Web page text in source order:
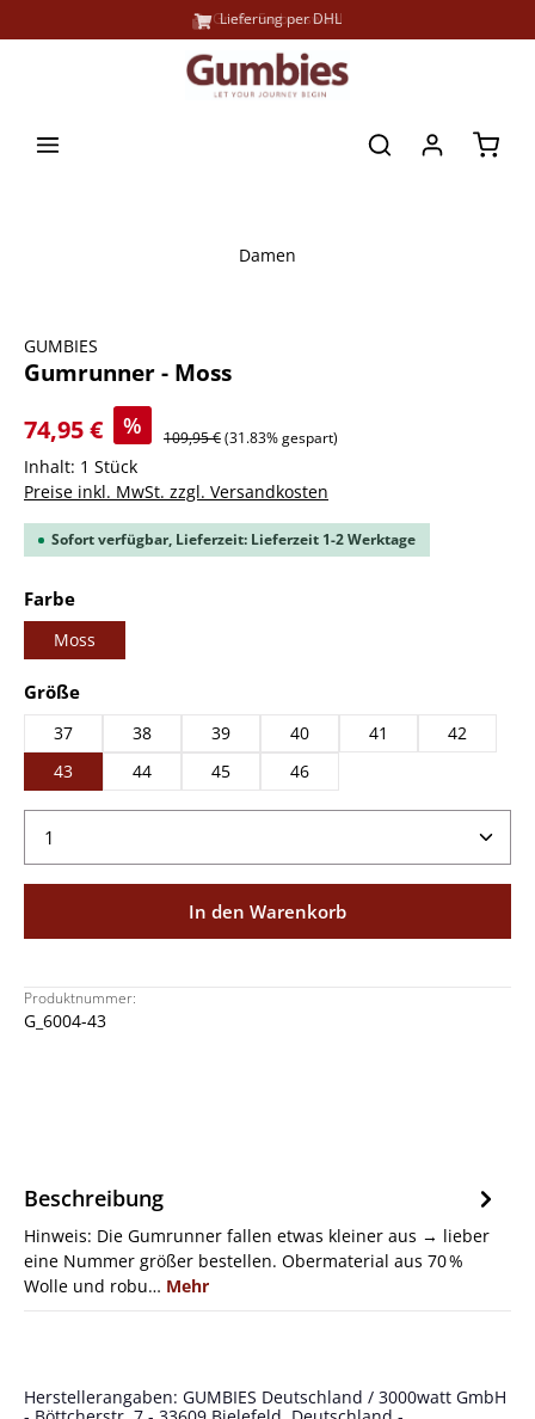
Große Farbauswahl
Lieferung per DHL
Damen
GUMBIES
Gumrunner - Moss
74,95 €
% 109,95 €(31.83% gespart)
Inhalt: 1 Stück
Preise inkl. MwSt. zzgl. Versandkosten
Sofort verfügbar, Lieferzeit: Lieferzeit 1-2 Werktage
Farbeauswählen
Moss
Größeauswählen
37 38 39 40 41
42
43
44 45 46
Produkt Anzahl: Gib den gewünschten Wert ein
In den Warenkorb
Produktnummer:
G_6004-43
Beschreibung
Hinweis: Die Gumrunner fallen etwas kleiner aus → lieber
eine Nummer größer bestellen. Obermaterial aus 70 %
Wolle und robu… Mehr
Herstellerangaben: GUMBIES Deutschland / 3000watt GmbH